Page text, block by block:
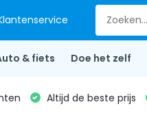
& fiets Doe het zelf
Altijd de beste prijs